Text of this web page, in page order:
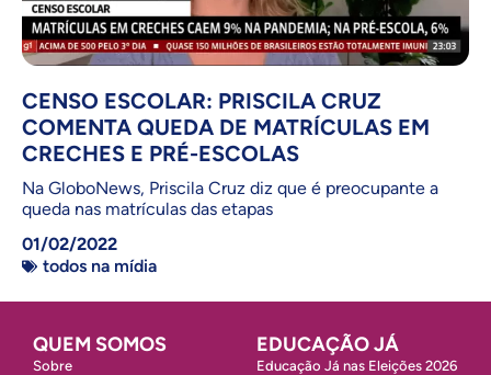
CENSO ESCOLAR: PRISCILA CRUZ
COMENTA QUEDA DE MATRÍCULAS EM
CRECHES E PRÉ-ESCOLAS
Na GloboNews, Priscila Cruz diz que é preocupante a
queda nas matrículas das etapas
01/02/2022
todos na mídia
QUEM SOMOS
Sobre
EDUCAÇÃO JÁ
Educação Já nas Eleições 2026